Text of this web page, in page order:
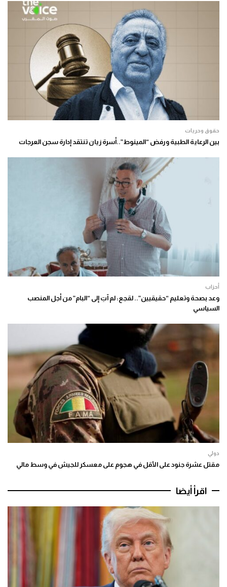
حقوق وحريات
بين الرعاية الطبية ورفض “المينوط”..أسرة زيان تنتقد إدارة سجن العرجات
أحزاب
وعد بصحة وتعليم “حقيقيين”.. لقجع: لم آتِ إلى “البام” من أجل المنصب
السياسي
دولي
مقتل عشرة جنود على الأقل في هجوم على معسكر للجيش في وسط مالي
اقرأ أيضا